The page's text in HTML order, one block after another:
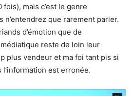
mais c’est le genre
n’entendrez que rarement parler.
d’émotion que de
reste de loin leur
plus vendeur et ma foi tant pis si
est erronée.